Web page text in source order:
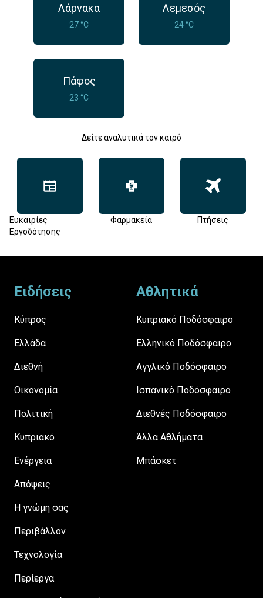
Λάρνακα
27 °C
Λεμεσός
24 °C
Πάφος
23 °C
Δείτε αναλυτικά τον καιρό
Ευκαιρίες
Εργοδότησης
Φαρμακεία Πτήσεις
Ειδήσεις
Κύπρος
Ελλάδα
Διεθνή
Οικονομία
Πολιτική
Κυπριακό
Ενέργεια
Απόψεις
H γνώμη σας
Περιβάλλον
Τεχνολογία
Περίεργα
Αθλητικά
Κυπριακό Ποδόσφαιρο
Ελληνικό Ποδόσφαιρο
Αγγλικό Ποδόσφαιρο
Ισπανικό Ποδόσφαιρο
Διεθνές Ποδόσφαιρο
Άλλα Αθλήματα
Μπάσκετ